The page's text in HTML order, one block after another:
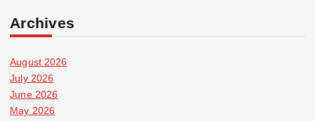
Archives
August 2026
July 2026
June 2026
May 2026